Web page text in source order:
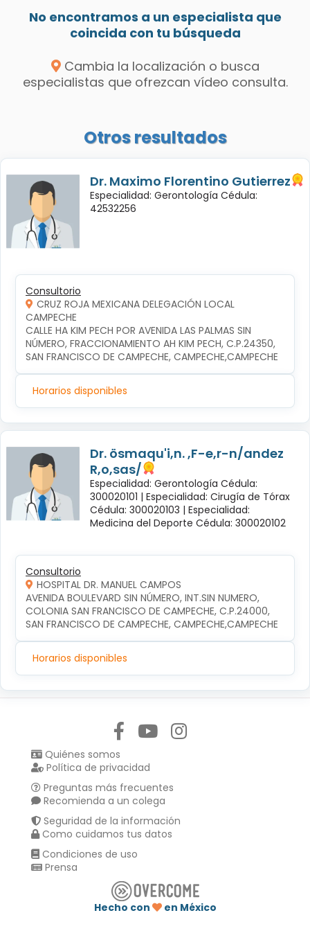
No encontramos a un especialista que
coincida con tu búsqueda
Cambia la localización o busca
especialistas que ofrezcan vídeo consulta.
Otros resultados
Dr. Maximo Florentino Gutierrez
Especialidad: Gerontología Cédula:
42532256
Consultorio
CRUZ ROJA MEXICANA DELEGACIÓN LOCAL
CAMPECHE
CALLE HA KIM PECH POR AVENIDA LAS PALMAS SIN
NÚMERO, FRACCIONAMIENTO AH KIM PECH, C.P.24350,
SAN FRANCISCO DE CAMPECHE, CAMPECHE,CAMPECHE
Horarios disponibles
Dr. ösmaqu'i,n. ,F-e,r-n/andez
R,o,sas/
Especialidad: Gerontología Cédula:
300020101 | Especialidad: Cirugía de Tórax
Cédula: 300020103 | Especialidad:
Medicina del Deporte Cédula: 300020102
Consultorio
HOSPITAL DR. MANUEL CAMPOS
AVENIDA BOULEVARD SIN NÚMERO, INT.SIN NUMERO,
COLONIA SAN FRANCISCO DE CAMPECHE, C.P.24000,
SAN FRANCISCO DE CAMPECHE, CAMPECHE,CAMPECHE
Horarios disponibles
Quiénes somos
Política de privacidad
Preguntas más frecuentes
Recomienda a un colega
Seguridad de la información
Como cuidamos tus datos
Condiciones de uso
Prensa
Hecho con
en México